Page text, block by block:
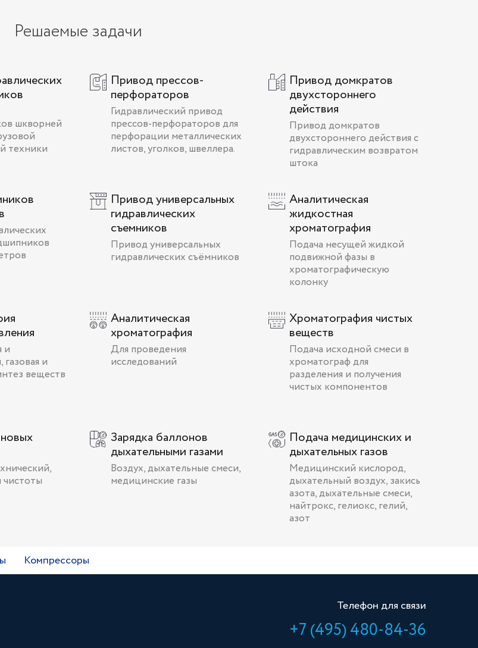
Решаемые задачи
шкворней
техники
Привод прессов-
перфораторов
Гидравлический привод
прессов-перфораторов для
перфорации металлических
листов, уголков, швеллера.
Привод домкратов
двухстороннего
действия
Привод домкратов
двухстороннего действия с
гидравлическим возвратом
штока
Привод универсальных
гидравлических
съемников
Привод универсальных
гидравлических съёмников
Аналитическая
жидкостная
хроматография
Подача несущей жидкой
подвижной фазы в
хроматографическую
колонку
и
и
веществ
Аналитическая
хроматография
Для проведения
исследований
Хроматография чистых
веществ
Подача исходной смеси в
хроматограф для
разделения и получения
чистых компонентов
Зарядка баллонов
дыхательными газами
Воздух, дыхательные смеси,
медицинские газы
Подача медицинских и
дыхательных газов
Медицинский кислород,
дыхательный воздух, закись
азота, дыхательные смеси,
найтрокс, гелиокс, гелий,
азот
Компрессоры
Телефон для связи
+7 (495) 480-84-36